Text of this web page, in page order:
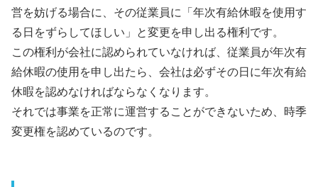
営を妨げる場合に、その従業員に「年次有給休暇を使用す
る日をずらしてほしい」と変更を申し出る権利です。
この権利が会社に認められていなければ、従業員が年次有
給休暇の使用を申し出たら、会社は必ずその日に年次有給
休暇を認めなければならなくなります。
それでは事業を正常に運営することができないため、時季
変更権を認めているのです。